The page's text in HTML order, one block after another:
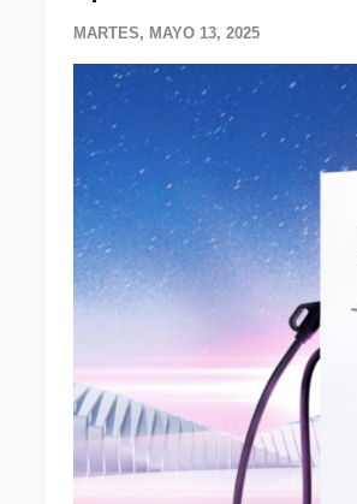
MARTES, MAYO 13, 2025